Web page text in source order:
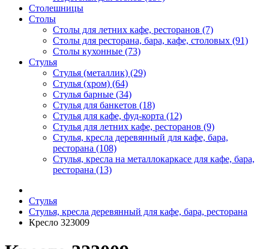
Столешницы
Столы
Столы для летних кафе, ресторанов (7)
Столы для ресторана, бара, кафе, столовых (91)
Столы кухонные (73)
Стулья
Стулья (металлик) (29)
Стулья (хром) (64)
Стулья барные (34)
Стулья для банкетов (18)
Стулья для кафе, фуд-корта (12)
Стулья для летних кафе, ресторанов (9)
Стулья, кресла деревянный для кафе, бара,
ресторана (108)
Стулья, кресла на металлокаркасе для кафе, бара,
ресторана (13)
Стулья
Стулья, кресла деревянный для кафе, бара, ресторана
Кресло 323009